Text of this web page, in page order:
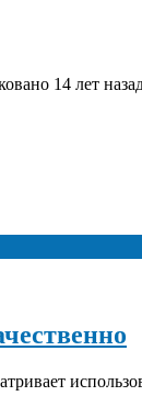
14 лет